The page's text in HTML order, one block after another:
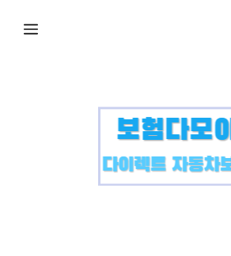
메